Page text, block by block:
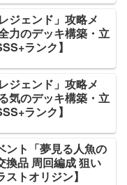
ジェンド」攻略メ
力のデッキ構築・立
ランク】
ジェンド」攻略メ
気のデッキ構築・立
ランク】
ント「夢見る人魚の
換品 周回編成 狙い
トオリジン】